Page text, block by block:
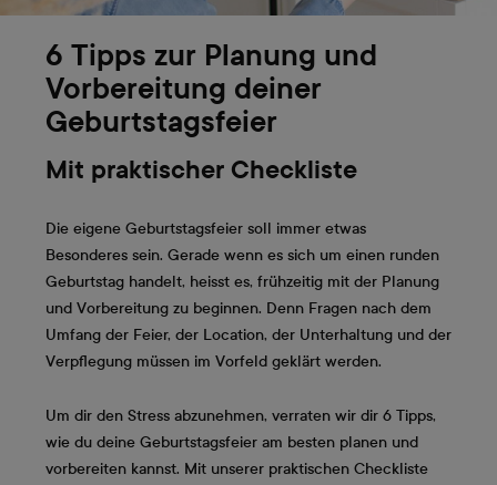
6 Tipps zur Planung und
Vorbereitung deiner
Geburtstagsfeier
Mit praktischer Checkliste
Die eigene Geburtstagsfeier soll immer etwas
Besonderes sein. Gerade wenn es sich um einen runden
Geburtstag handelt, heisst es, frühzeitig mit der Planung
und Vorbereitung zu beginnen. Denn Fragen nach dem
Umfang der Feier, der Location, der Unterhaltung und der
Verpflegung müssen im Vorfeld geklärt werden.
Um dir den Stress abzunehmen, verraten wir dir 6 Tipps,
wie du deine Geburtstagsfeier am besten planen und
vorbereiten kannst. Mit unserer praktischen Checkliste